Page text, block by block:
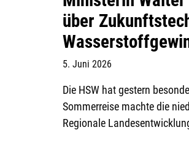
über
5. Juni 2026
Die HSW hat gestern
Sommerreise machte die
Regionale